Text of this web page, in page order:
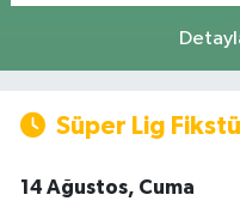
Süper Lig
14 Ağustos, Cuma